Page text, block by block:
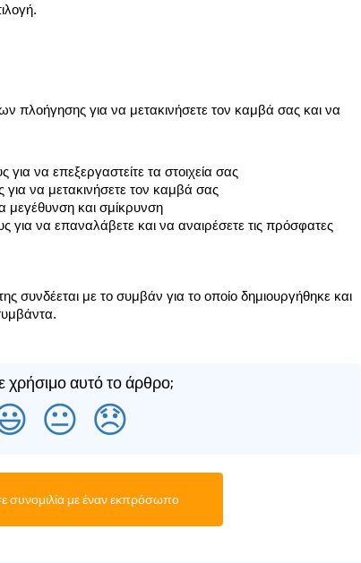
πλοήγησης για να μετακινήσετε τον καμβά σας και να
για να επεξεργαστείτε τα στοιχεία σας
για να μετακινήσετε τον καμβά σας
μεγέθυνση και σμίκρυνση
για να επαναλάβετε και να αναιρέσετε τις πρόσφατες
με το συμβάν για το οποίο δημιουργήθηκε και
χρήσιμο αυτό το άρθρο;
😐 😞
συνομιλία με έναν εκπρόσωπο